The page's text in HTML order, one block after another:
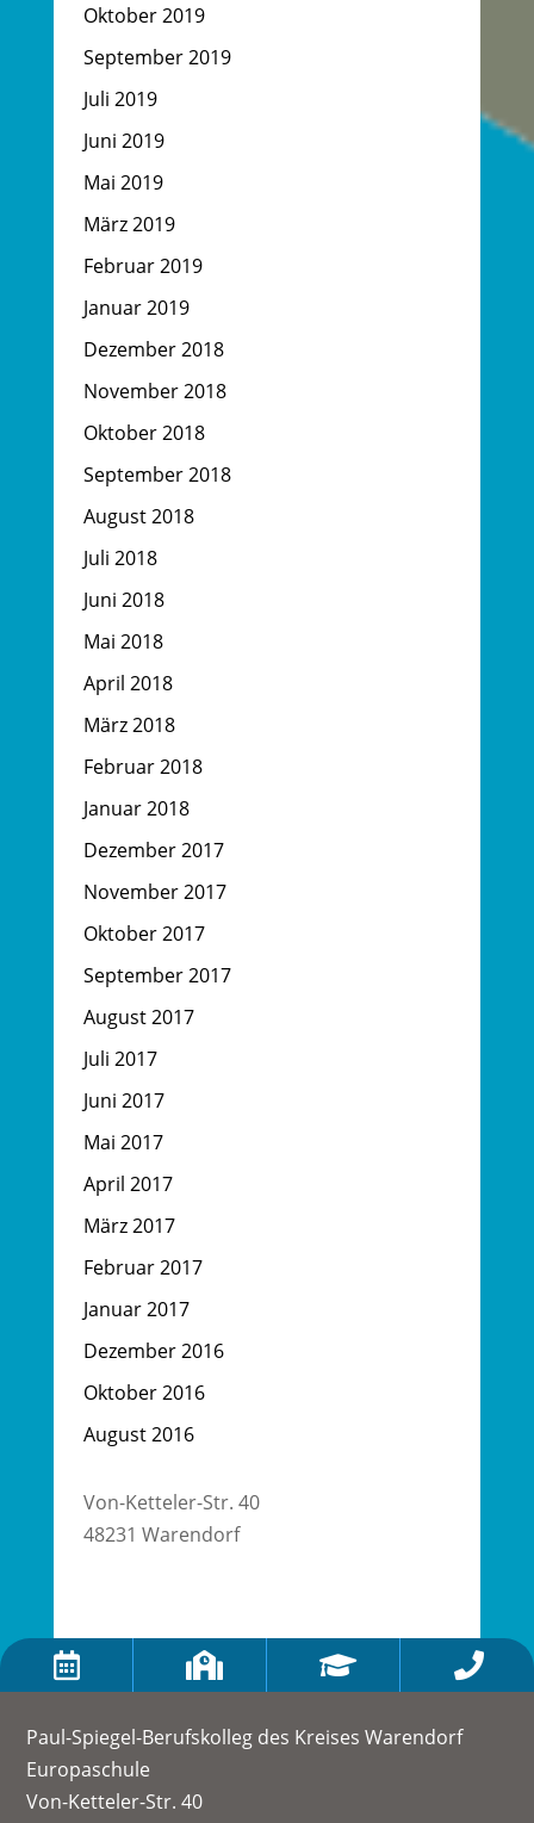
Oktober 2019
September 2019
Juli 2019
Juni 2019
Mai 2019
März 2019
Februar 2019
Januar 2019
Dezember 2018
November 2018
Oktober 2018
September 2018
August 2018
Juli 2018
Juni 2018
Mai 2018
April 2018
März 2018
Februar 2018
Januar 2018
Dezember 2017
November 2017
Oktober 2017
September 2017
August 2017
Juli 2017
Juni 2017
Mai 2017
April 2017
März 2017
Februar 2017
Januar 2017
Dezember 2016
Oktober 2016
August 2016
Von-Ketteler-Str. 40
48231 Warendorf
   
Paul-Spiegel-Berufskolleg des Kreises Warendorf
Europaschule
Von-Ketteler-Str. 40